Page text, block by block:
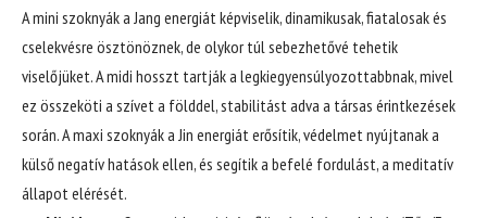
A mini szoknyák a Jang energiát képviselik, dinamikusak, fiatalosak és
cselekvésre ösztönöznek, de olykor túl sebezhetővé tehetik
viselőjüket. A midi hosszt tartják a legkiegyensúlyozottabbnak, mivel
ez összeköti a szívet a földdel, stabilitást adva a társas érintkezések
során. A maxi szoknyák a Jin energiát erősítik, védelmet nyújtanak a
külső negatív hatások ellen, és segítik a befelé fordulást, a meditatív
állapot elérését.